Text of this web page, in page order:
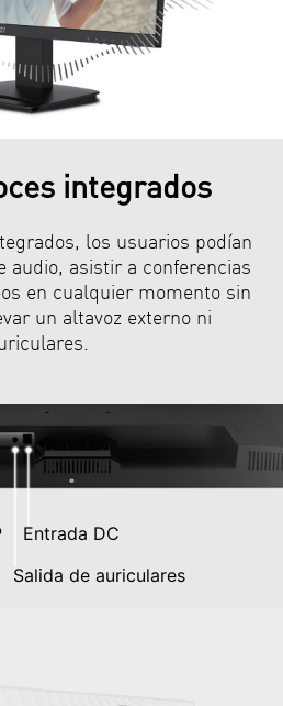
integrados
los usuarios podían
audio, asistir a conferencias
en cualquier momento sin
un altavoz externo ni
Salida de auriculares
Entrada DC